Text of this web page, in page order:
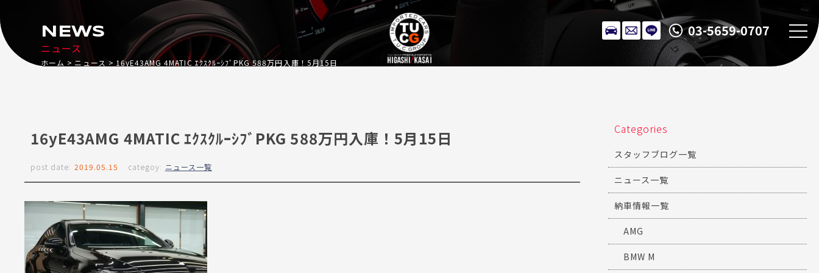
03-5659-0707
ニュース
NEWS
ホーム ニュース 16yE43AMG 4MATIC ｴｸｽｸﾙｰｼﾌﾞPKG 588万円入庫！5月15日
16yE43AMG 4MATIC ｴｸｽｸﾙｰｼﾌﾞPKG 588万円入庫！5月15日
post date: 2019.05.15 categoy: ニュース一覧
Categories
スタッフブログ一覧
ニュース一覧
納車情報一覧
AMG
BMW M